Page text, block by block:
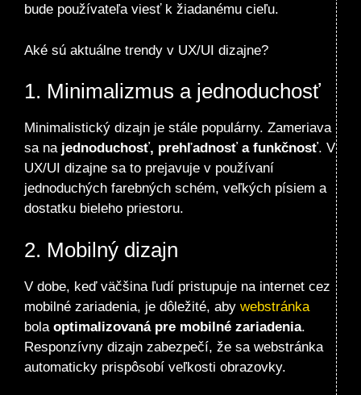
bude používateľa viesť k žiadanému cieľu.
Aké sú aktuálne trendy v UX/UI dizajne?
1. Minimalizmus a jednoduchosť
Minimalistický dizajn je stále populárny. Zameriava
sa na jednoduchosť, prehľadnosť a funkčnosť. V
UX/UI dizajne sa to prejavuje v používaní
jednoduchých farebných schém, veľkých písiem a
dostatku bieleho priestoru.
2. Mobilný dizajn
V dobe, keď väčšina ľudí pristupuje na internet cez
mobilné zariadenia, je dôležité, aby webstránka
bola optimalizovaná pre mobilné zariadenia.
Responzívny dizajn zabezpečí, že sa webstránka
automaticky prispôsobí veľkosti obrazovky.